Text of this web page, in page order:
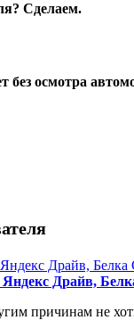
Сделаем.
без осмотра
Драйв,
причинам не